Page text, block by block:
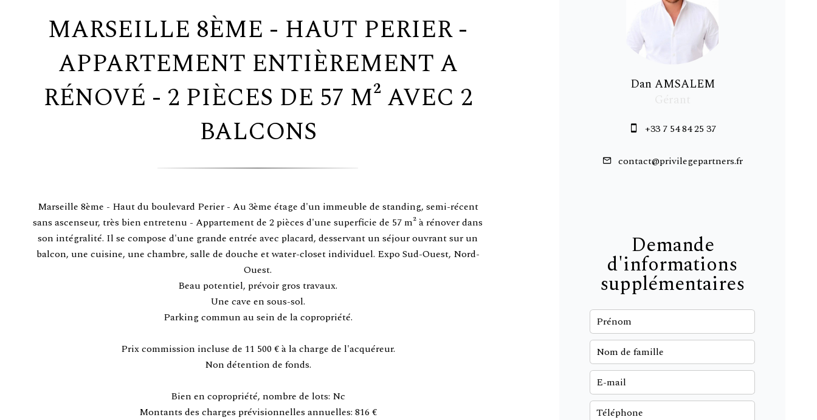
MARSEILLE 8ÈME - HAUT PERIER -
APPARTEMENT ENTIÈREMENT A
RÉNOVÉ - 2 PIÈCES DE 57 M² AVEC 2
BALCONS
Marseille 8ème - Haut du boulevard Perier - Au 3ème étage d'un immeuble de standing, semi-récent
sans ascenseur, très bien entretenu - Appartement de 2 pièces d'une superficie de 57 m² à rénover dans
son intégralité. Il se compose d'une grande entrée avec placard, desservant un séjour ouvrant sur un
balcon, une cuisine, une chambre, salle de douche et water-closet individuel. Expo Sud-Ouest, Nord-
Ouest.
Beau potentiel, prévoir gros travaux.
Une cave en sous-sol.
Parking commun au sein de la copropriété.
Prix commission incluse de 11 500 € à la charge de l'acquéreur.
Non détention de fonds.
Bien en copropriété, nombre de lots: Nc
Montants des charges prévisionnelles annuelles: 816 €
Dan AMSALEM
+33 7 54 84 25 37
contact@privilegepartners.fr
Demande
d'informations
supplémentaires